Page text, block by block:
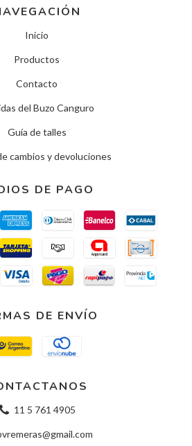
Inicio
Productos
Contacto
del Buzo Canguro
Guía de talles
cambios y devoluciones
DE PAGO
DE ENVÍO
11 5 761 4905